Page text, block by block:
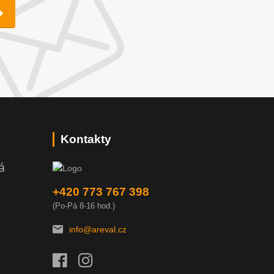
Kontakty
+420 773 767 398
(Po-Pá 8-16 hod.)
info@areval.cz